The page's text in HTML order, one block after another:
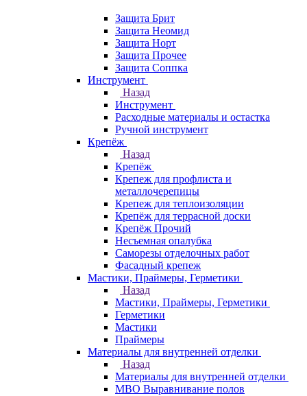
Защита Брит
Защита Неомид
Защита Норт
Защита Прочее
Защита Соппка
Инструмент
Назад
Инструмент
Расходные материалы и остастка
Ручной инструмент
Крепёж
Назад
Крепёж
Крепеж для профлиста и
металлочерепицы
Крепеж для теплоизоляции
Крепёж для террасной доски
Крепёж Прочий
Несъемная опалубка
Саморезы отделочных работ
Фасадный крепеж
Мастики, Праймеры, Герметики
Назад
Мастики, Праймеры, Герметики
Герметики
Мастики
Праймеры
Материалы для внутренней отделки
Назад
Материалы для внутренней отделки
МВО Выравнивание полов